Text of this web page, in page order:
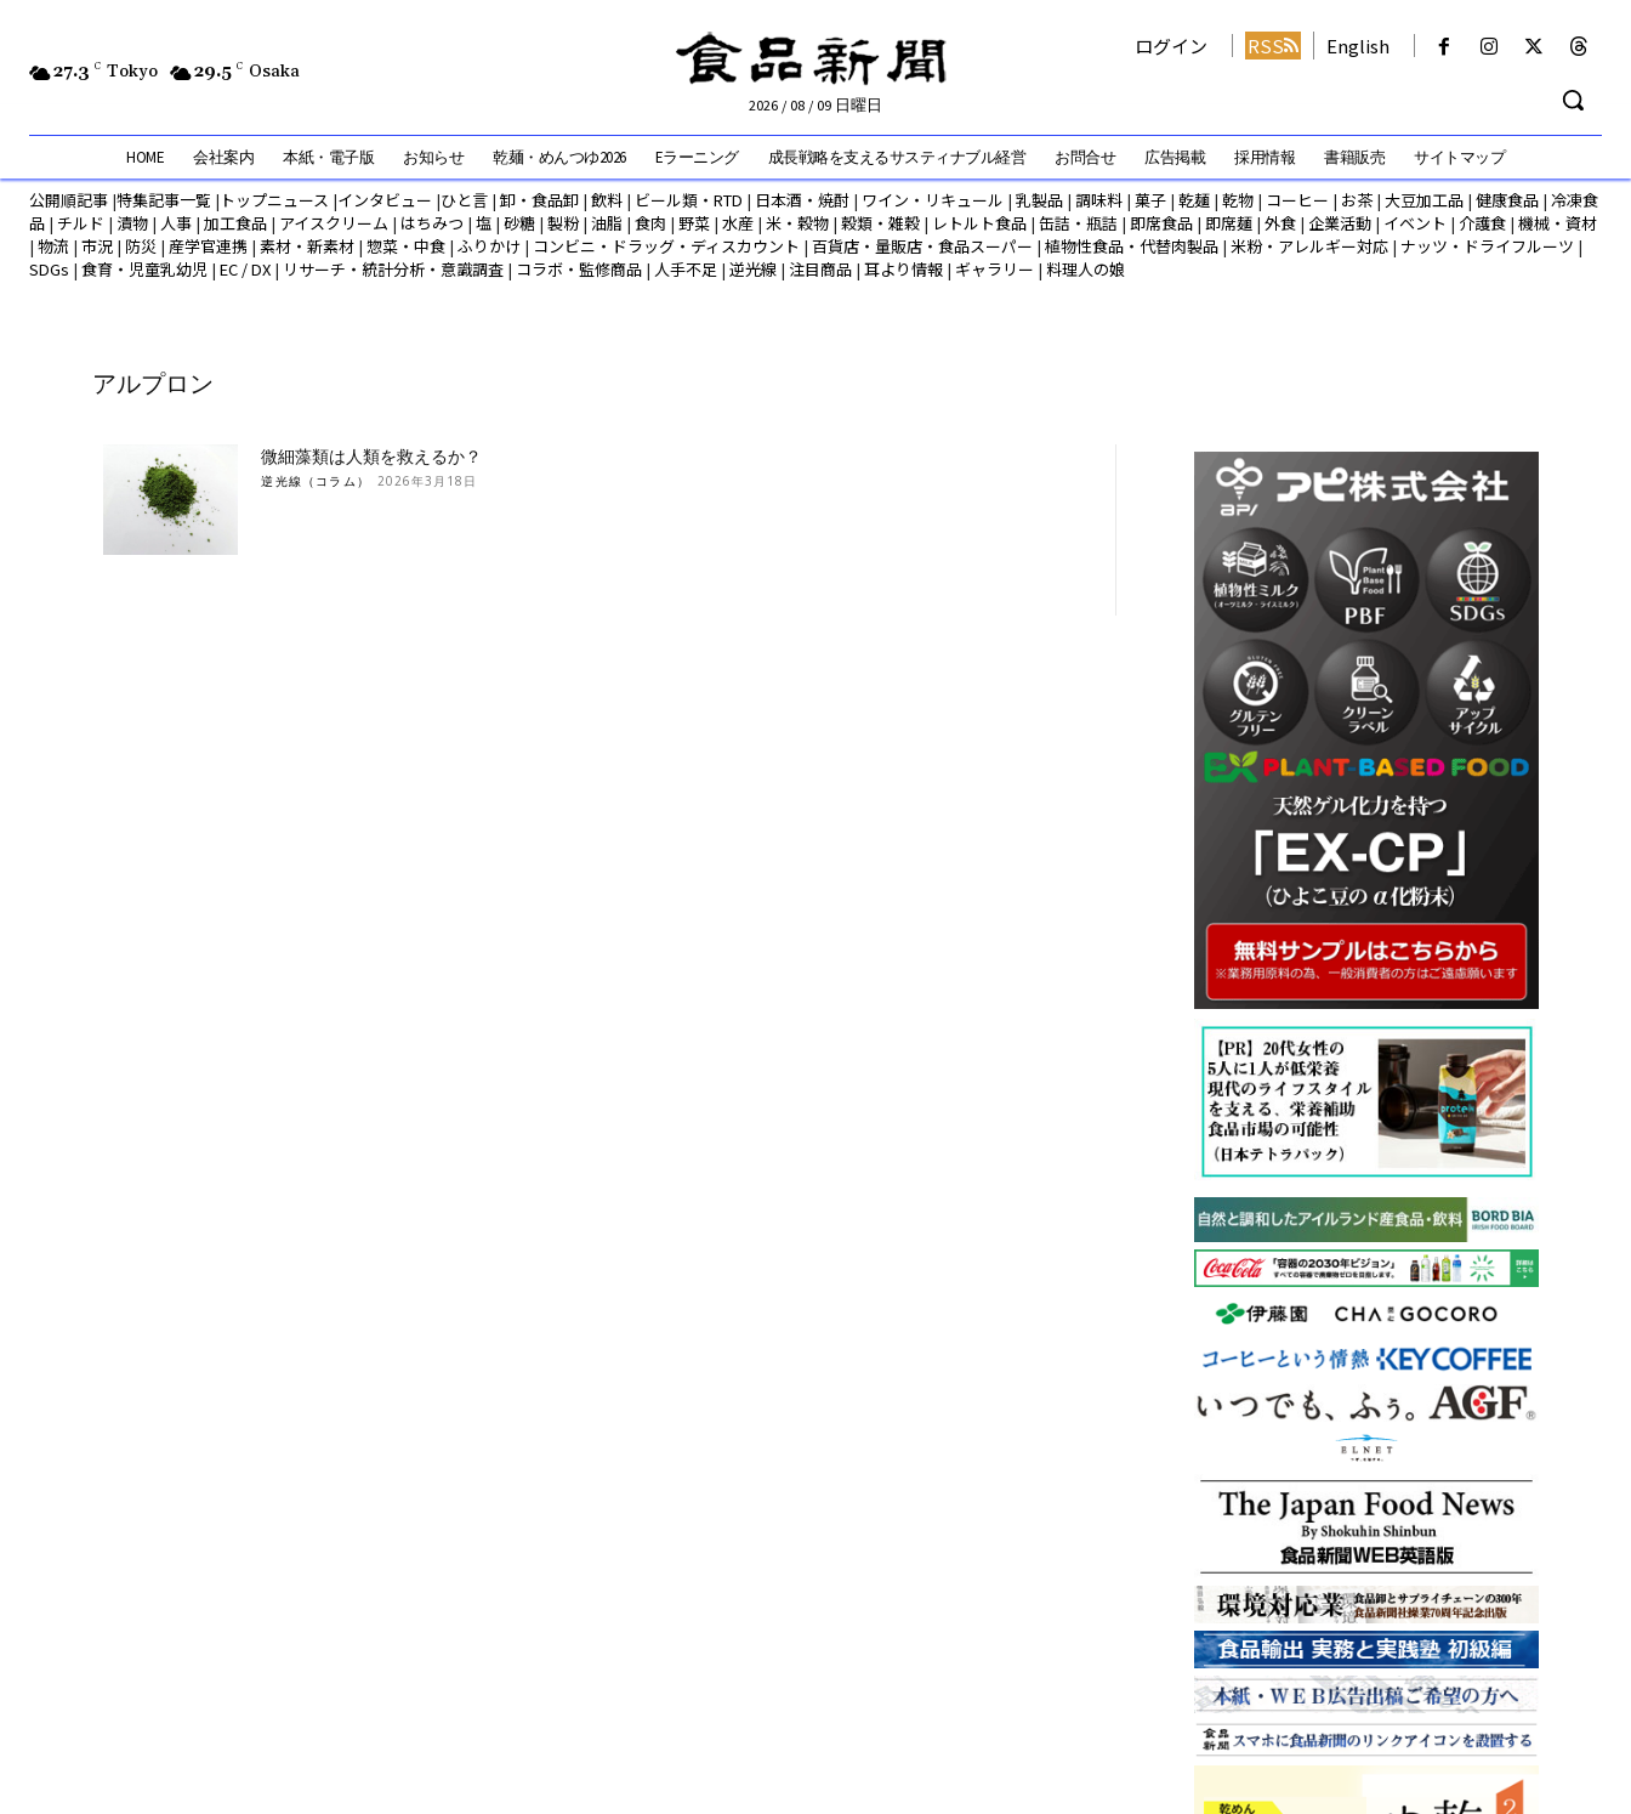
27.3 C Tokyo 29.5 C Osaka
2026 / 08 / 09 日曜日
ログイン RSS English
HOME 会社案内 本紙・電子版 お知らせ 乾麺・めんつゆ2026 Eラーニング 成長戦略を支えるサスティナブル経営 お問合せ 広告掲載 採用情報 書籍販売 サイトマップ
公開順記事 |特集記事一覧 | トップニュース |インタビュー |ひと言 |卸・食品卸 | 飲料 | ビール類・RTD | 日本酒・焼酎 | ワイン・リキュール | 乳製品 | 調味料 | 菓子 | 乾麺 | 乾物 | コーヒー | お茶 | 大豆加工品 | 健康食品 | 冷凍食
品 | チルド | 漬物 | 人事 | 加工食品 | アイスクリーム | はちみつ | 塩 | 砂糖 | 製粉| 油脂 | 食肉 | 野菜 | 水産 | 米・穀物 | 穀類・雑穀 | レトルト食品 | 缶詰・瓶詰 | 即席食品 | 即席麺 | 外食 | 企業活動 | イベント | 介護食 | 機械・資材
| 物流 | 市況 | 防災 | 産学官連携 | 素材・新素材 | 惣菜・中食 | ふりかけ | コンビニ・ドラッグ・ディスカウント | 百貨店・量販店・食品スーパー | 植物性食品・代替肉製品 | 米粉・アレルギー対応 | ナッツ・ドライフルーツ |
SDGs | 食育・児童乳幼児 | EC / DX | リサーチ・統計分析・意識調査 | コラボ・監修商品 | 人手不足 | 逆光線 | 注目商品 | 耳より情報 | ギャラリー | 料理人の娘
アルプロン
微細藻類は人類を救えるか？
逆光線（コラム） 2026年3月18日